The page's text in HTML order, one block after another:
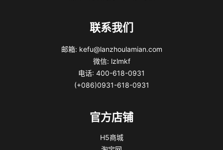
联系我们
邮箱: kefu@lanzhoulamian.com
微信: lzlmkf
电话: 400-618-0931
(+086)0931-618-0931
官方店铺
H5商城